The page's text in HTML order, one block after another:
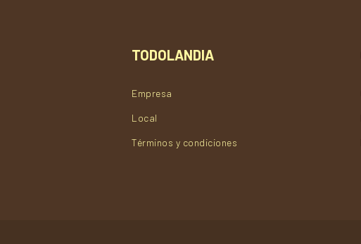
TODOLANDIA
Empresa
Local
Términos y condiciones